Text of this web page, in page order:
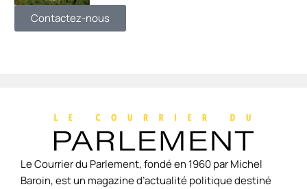
Contactez-nous
Le Courrier du Parlement, fondé en 1960 par Michel
Baroin, est un magazine d’actualité politique destiné